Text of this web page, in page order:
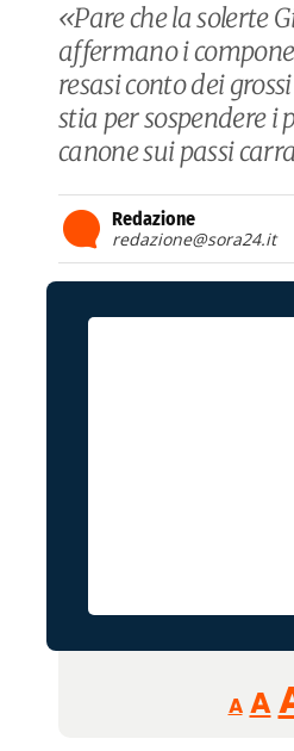
«Pare che la solerte
affermano i
resasi conto dei
stia per sospendere i
canone sui passi
Redazione
redazione@sora24.it
A A